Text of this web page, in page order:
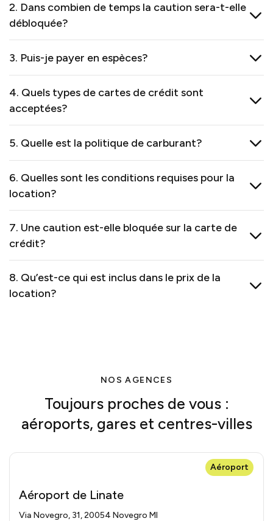
2. Dans combien de temps la caution sera-t-elle
débloquée?
3. Puis-je payer en espèces?
4. Quels types de cartes de crédit sont
acceptées?
5. Quelle est la politique de carburant?
6. Quelles sont les conditions requises pour la
location?
7. Une caution est-elle bloquée sur la carte de
crédit?
8. Qu’est-ce qui est inclus dans le prix de la
location?
NOS AGENCES
Toujours proches de vous :
aéroports, gares et centres-villes
Aéroport
Aéroport de Linate
Via Novegro, 31, 20054 Novegro MI